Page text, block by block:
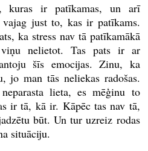
ir patīkamas, un arī
just to, kas ir patīkams.
ka stress nav tā patīkamākā
nelietot. Tas pats ir ar
šīs emocijas. Zinu, ka
jo man tās neliekas radošas.
lieta, es mēģinu to
ir tā, kā ir. Kāpēc tas nav tā,
būt. Un tur uzreiz rodas
situāciju.